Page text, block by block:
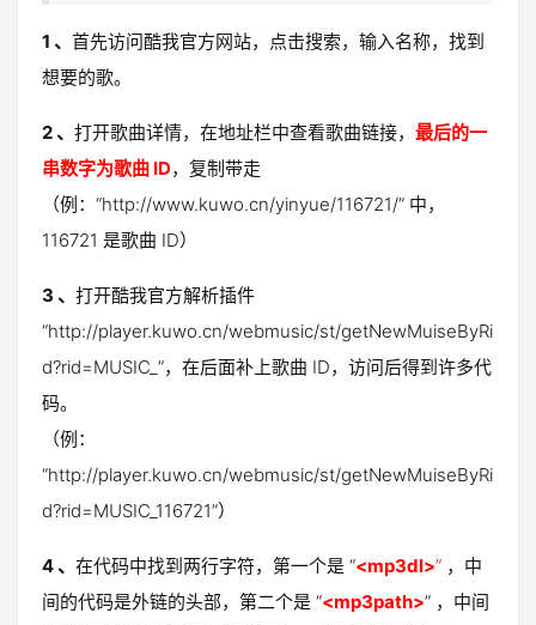
1 、 首先访问酷我官方网站，点击搜索，输入名称，找到
想要的歌。
2 、 打开歌曲详情，在地址栏中查看歌曲链接， 最后的一
串数字为歌曲 ID，复制带走
（例：“http://www.kuwo.cn/yinyue/116721/” 中，
116721 是歌曲 ID）
3 、 打开酷我官方解析插件
“http://player.kuwo.cn/webmusic/st/getNewMuiseByRi
d?rid=MUSIC_”，在后面补上歌曲 ID，访问后得到许多代
码。
（例：
“http://player.kuwo.cn/webmusic/st/getNewMuiseByRi
d?rid=MUSIC_116721”）
4 、 在代码中找到两行字符，第一个是 “<mp3dl>” ，中
间的代码是外链的头部，第二个是 “<mp3path>” ，中间